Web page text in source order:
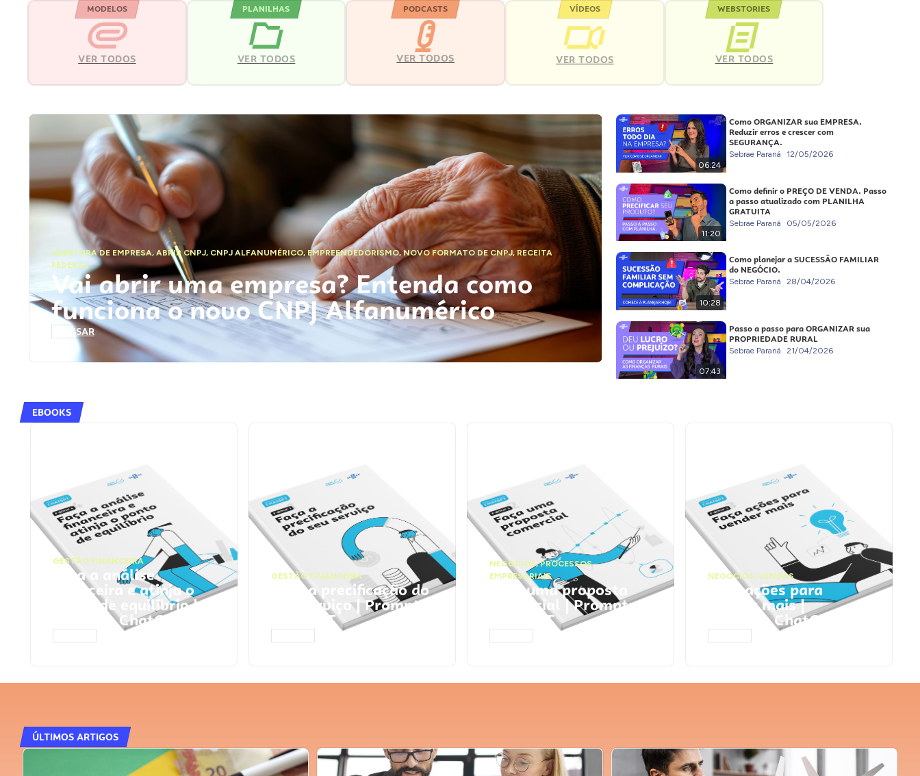
MODELOS
VER TODOS
PLANILHAS
VER TODOS
PODCASTS
VER TODOS
VÍDEOS
VER TODOS
WEBSTORIES
VER TODOS
ABERTURA DE EMPRESA,ABRIR CNPJ, CNPJ ALFANUMÉRICO, EMPREENDEDORISMO,NOVO FORMATO DE CNPJ,RECEITA
FEDERAL
Vai abrir uma empresa? Entenda como
funciona o novo CNPJ Alfanumérico
ACESSAR
06:24
Como ORGANIZAR sua EMPRESA.
Reduzir erros e crescer com
SEGURANÇA.
Sebrae Paraná 12/05/2026
11:20
Como definir o PREÇO DE VENDA. Passo
a passo atualizado com PLANILHA
GRATUITA
Sebrae Paraná 05/05/2026
10:28
Como planejar a SUCESSÃO FAMILIAR
do NEGÓCIO.
Sebrae Paraná 28/04/2026
07:43
Passo a passo para ORGANIZAR sua
PROPRIEDADE RURAL
Sebrae Paraná 21/04/2026
EBOOKS
GESTÃO FINANCEIRA
Faça a análise
financeira e atinja o
ponto de equilíbrio |
Prompts ChatGPT
GESTÃO FINANCEIRA
Faça a precificação do
seu serviço | Prompts
ChatGPT
NEGÓCIOS,PROCESSOS
EMPRESARIAIS
Faça uma proposta
comercial | Prompts
ChatGPT
NEGÓCIOS, VENDAS
Faça ações para
vender mais |
Prompts ChatGPT
ÚLTIMOS ARTIGOS